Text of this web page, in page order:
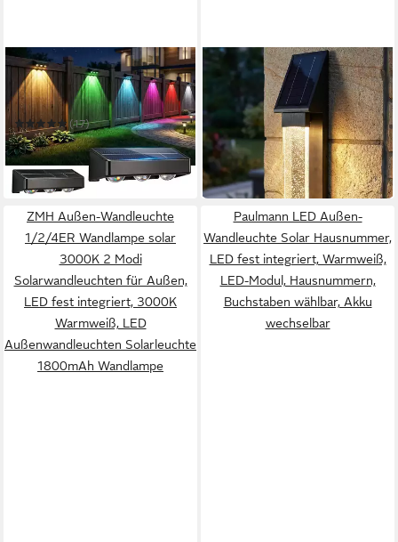
OYAJIA
LED Solarleuchte 4 Stück
LED Solarlampe für Außen, 3
LEDs Solarleuchte Außen
Wandlampe
(17)
19,99 € UVP35,99 €
-44%
in 4-5 Werktagen bei dir
ARNUSA
LED Solarleuchte edle
Außenwandleuchte Edelstahl
Wandleuchte mit Kristall-
Effekt Solar
59,99 €
in 4-5 Werktagen bei dir
ZMH Außen-Wandleuchte
1/2/4ER Wandlampe solar
3000K 2 Modi
Solarwandleuchten für Außen,
LED fest integriert, 3000K
Warmweiß, LED
Außenwandleuchten Solarleuchte
1800mAh Wandlampe
Paulmann LED Außen-
Wandleuchte Solar Hausnummer,
LED fest integriert, Warmweiß,
LED-Modul, Hausnummern,
Buchstaben wählbar, Akku
wechselbar